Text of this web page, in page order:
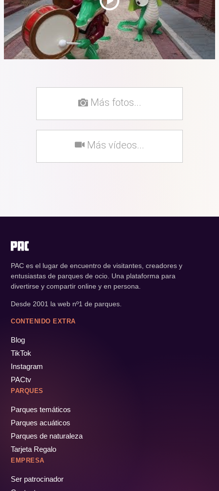
Más fotos...
Más vídeos...
PAC es el lugar de encuentro de visitantes, creadores y
entusiastas de parques de ocio. Una plataforma para
divertirse y compartir online y en persona.
Desde 2001 la web nº1 de parques.
CONTENIDO EXTRA
Blog
TikTok
Instagram
PACtv
PARQUES
Parques temáticos
Parques acuáticos
Parques de naturaleza
Tarjeta Regalo
EMPRESA
Ser patrocinador